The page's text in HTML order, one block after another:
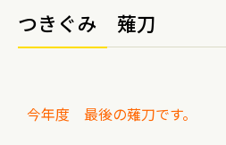
つきぐみ 薙刀
今年度 最後の薙刀です。